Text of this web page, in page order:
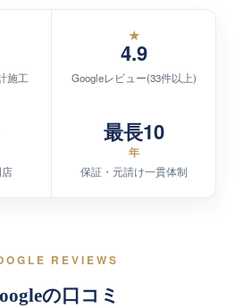
施工
★
4.9
Googleレビュー(33件以上)
最長10
年
保証・元請け一貫体制
REVIEWS
の口コミ